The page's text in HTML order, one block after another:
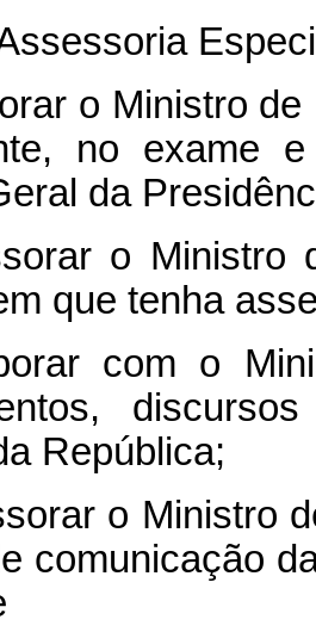
o Ministro
no exame
da
o Ministro
que tenha
com o
República;
o Ministro
comunicação